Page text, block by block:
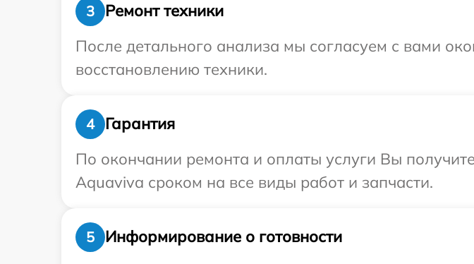
3
Ремонт техники
После детального анализа мы согласуем с вами
восстановлению техники.
4
Гарантия
По окончании ремонта и оплаты услуги Вы
Aquaviva сроком на все виды работ и запчасти.
5
Информирование о готовности